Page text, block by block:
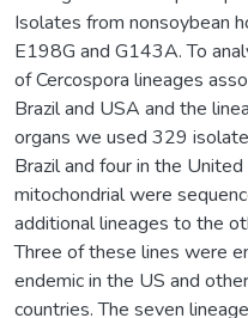
Isolates from nonsoybean
E198G and G143A. To
of Cercospora lineages
Brazil and USA and the
organs we used 329
Brazil and four in the
mitochondrial were
additional lineages to the
Three of these lines were
endemic in the US and
countries. The seven